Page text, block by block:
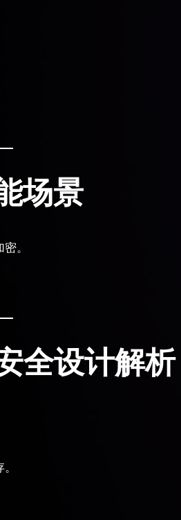
场景
。
全设计解析